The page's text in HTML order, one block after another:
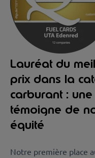
Lauréat du
prix dans la
carburant :
témoigne de
équité
Notre première place